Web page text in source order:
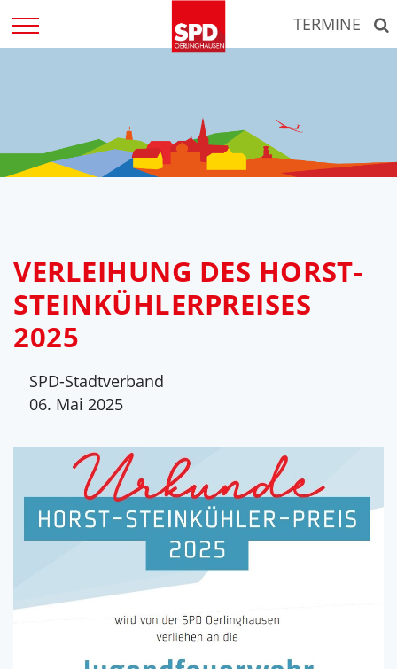
Inhalt
TERMINE
VERLEIHUNG DES HORST-
STEINKÜHLERPREISES
2025
SPD-Stadtverband
06. Mai 2025